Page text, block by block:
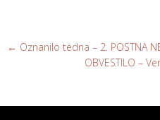
← Oznanilo tedna – 2. POSTNA
OBVESTILO –